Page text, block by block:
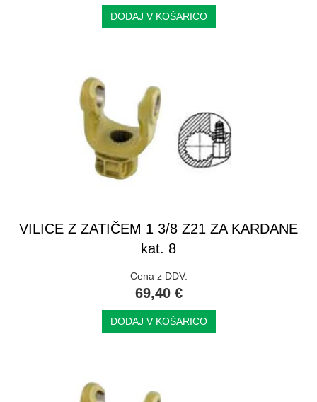
DODAJ V KOŠARICO
VILICE Z ZATIČEM 1 3/8 Z21 ZA KARDANE
kat. 8
Cena z DDV:
69,40 €
DODAJ V KOŠARICO